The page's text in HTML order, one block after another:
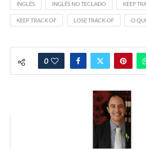
INGLÊS INGLÊS NO TECLADO KEEP
KEEP TRACK OF LOSE TRACK OF O
0